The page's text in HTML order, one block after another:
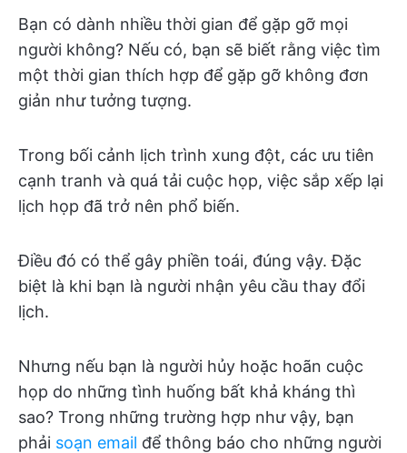
Bạn có dành nhiều thời gian để gặp gỡ mọi
người không? Nếu có, bạn sẽ biết rằng việc tìm
một thời gian thích hợp để gặp gỡ không đơn
giản như tưởng tượng.
Trong bối cảnh lịch trình xung đột, các ưu tiên
cạnh tranh và quá tải cuộc họp, việc sắp xếp lại
lịch họp đã trở nên phổ biến.
Điều đó có thể gây phiền toái, đúng vậy. Đặc
biệt là khi bạn là người nhận yêu cầu thay đổi
lịch.
Nhưng nếu bạn là người hủy hoặc hoãn cuộc
họp do những tình huống bất khả kháng thì
sao? Trong những trường hợp như vậy, bạn
phải soạn email để thông báo cho những người